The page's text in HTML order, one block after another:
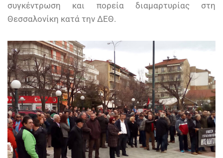
συγκέντρωση και πορεία διαμαρτυρίας στη
Θεσσαλονίκη κατά την ΔΕΘ.